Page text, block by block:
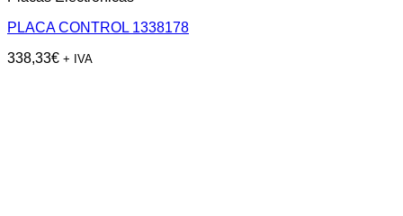
PLACA CONTROL 1338178
338,33€ + IVA